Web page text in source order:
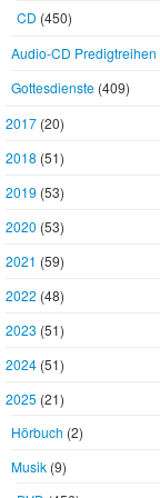
CD (450)
Audio-CD Predigtreihen
Gottesdienste (409)
2017 (20)
2018 (51)
2019 (53)
2020 (53)
2021 (59)
2022 (48)
2023 (51)
2024 (51)
2025 (21)
Hörbuch (2)
Musik (9)